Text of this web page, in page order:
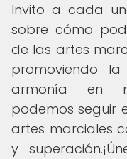
Invito a cada
sobre cómo
de las artes
promoviendo
armonía en
podemos seguir
artes marciales
y